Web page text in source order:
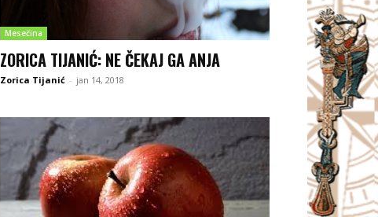
Mesečina
ZORICA TIJANIĆ: NE ČEKAJ GA ANJA
Zorica Tijanić - jan 14, 2018